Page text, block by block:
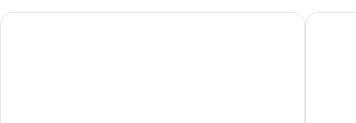
Novotel Paris Centre Tour Eiffel